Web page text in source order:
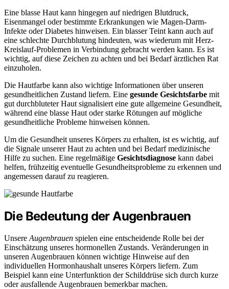
Eine blasse Haut kann hingegen auf niedrigen Blutdruck,
Eisenmangel oder bestimmte Erkrankungen wie Magen-Darm-
Infekte oder Diabetes hinweisen. Ein blasser Teint kann auch auf
eine schlechte Durchblutung hindeuten, was wiederum mit Herz-
Kreislauf-Problemen in Verbindung gebracht werden kann. Es ist
wichtig, auf diese Zeichen zu achten und bei Bedarf ärztlichen Rat
einzuholen.
Die Hautfarbe kann also wichtige Informationen über unseren
gesundheitlichen Zustand liefern. Eine gesunde Gesichtsfarbe mit
gut durchbluteter Haut signalisiert eine gute allgemeine Gesundheit,
während eine blasse Haut oder starke Rötungen auf mögliche
gesundheitliche Probleme hinweisen können.
Um die Gesundheit unseres Körpers zu erhalten, ist es wichtig, auf
die Signale unserer Haut zu achten und bei Bedarf medizinische
Hilfe zu suchen. Eine regelmäßige Gesichtsdiagnose kann dabei
helfen, frühzeitig eventuelle Gesundheitsprobleme zu erkennen und
angemessen darauf zu reagieren.
Die Bedeutung der Augenbrauen
Unsere Augenbrauen spielen eine entscheidende Rolle bei der
Einschätzung unseres hormonellen Zustands. Veränderungen in
unseren Augenbrauen können wichtige Hinweise auf den
individuellen Hormonhaushalt unseres Körpers liefern. Zum
Beispiel kann eine Unterfunktion der Schilddrüse sich durch kurze
oder ausfallende Augenbrauen bemerkbar machen.